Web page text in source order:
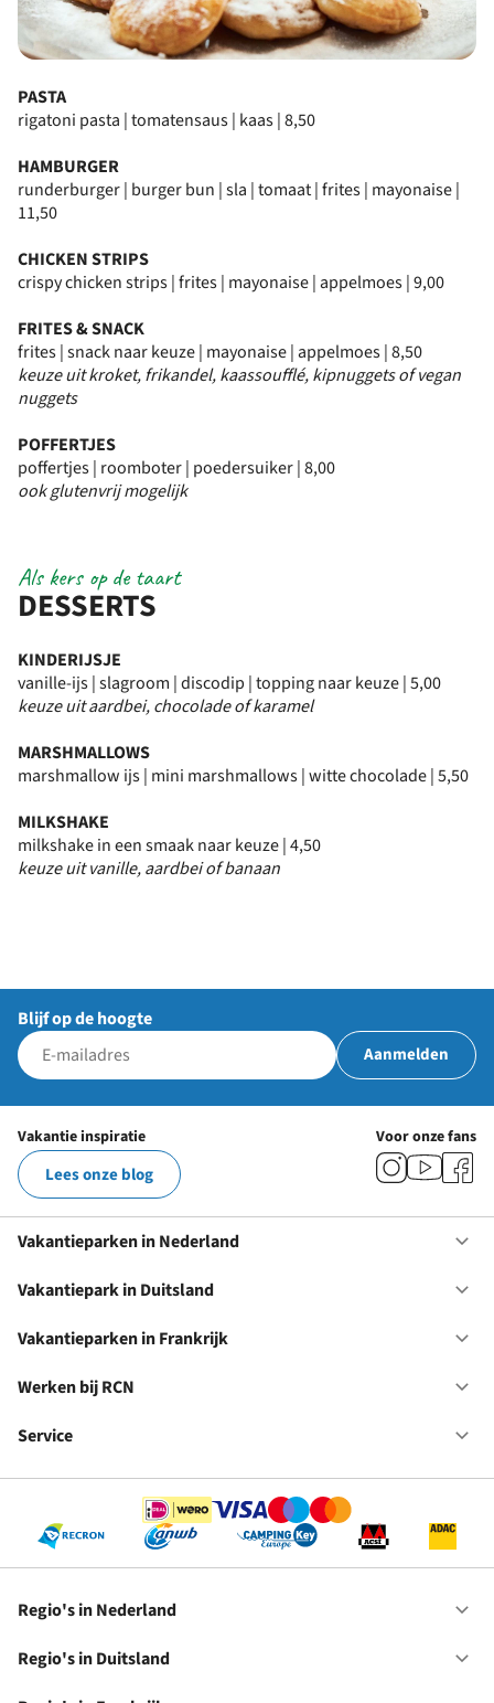
PASTA
rigatoni pasta | tomatensaus | kaas | 8,50
HAMBURGER
runderburger | burger bun | sla | tomaat | frites | mayonaise |
11,50
CHICKEN STRIPS
crispy chicken strips | frites | mayonaise | appelmoes | 9,00
FRITES & SNACK
frites | snack naar keuze | mayonaise | appelmoes | 8,50
keuze uit kroket, frikandel, kaassoufflé, kipnuggets of vegan
nuggets
POFFERTJES
poffertjes | roomboter | poedersuiker | 8,00
ook glutenvrij mogelijk
DESSERTS
Als kers op de taart
KINDERIJSJE
vanille-ijs | slagroom | discodip | topping naar keuze | 5,00
keuze uit aardbei, chocolade of karamel
MARSHMALLOWS
marshmallow ijs | mini marshmallows | witte chocolade | 5,50
MILKSHAKE
milkshake in een smaak naar keuze | 4,50
keuze uit vanille, aardbei of banaan
Blijf op de hoogte
Aanmelden
Vakantie inspiratie
Lees onze blog
Voor onze fans
Vakantieparken in Nederland
Vakantiepark in Duitsland
Vakantieparken in Frankrijk
Werken bij RCN
Service
Regio's in Nederland
Regio's in Duitsland